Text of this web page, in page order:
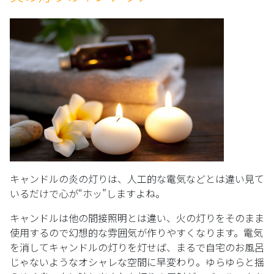
キャンドルの炎の灯りは、人工的な電気などとは違い見て
いるだけで心が“ホッ”しますよね。
キャンドルは他の間接照明とは違い、火の灯りをそのまま
使用するので幻想的な雰囲気が作りやすくなります。電気
を消してキャンドルの灯りを灯せば、まるで自宅のお風呂
じゃないようなオシャレな空間に早変わり。ゆらゆらと揺